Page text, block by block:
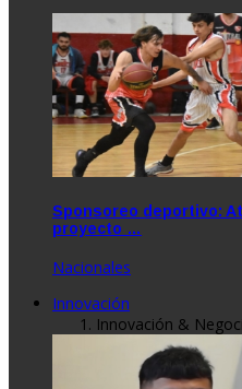
Sponsoreo deportivo:
proyecto …
Nacionales
Innovación
Innovación &